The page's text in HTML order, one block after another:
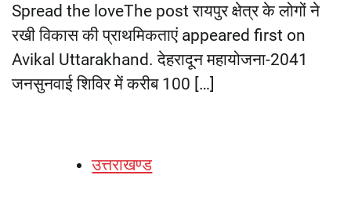
Spread the loveThe post रायपुर क्षेत्र के लोगों ने
रखी विकास की प्राथमिकताएं appeared first on
Avikal Uttarakhand. देहरादून महायोजना-2041
जनसुनवाई शिविर में करीब 100 […]
उत्तराखण्ड